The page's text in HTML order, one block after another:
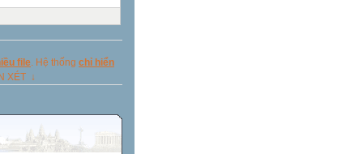
file . Hệ thống chỉ hiển
XÉT ↓